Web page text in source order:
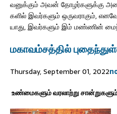
வனுக்கும் அவன் தோழர்களுக்கு
களில் இவர்களும் ஒருவராகும்,
யாது, இவர்களும் இம் மண்ணின்
மகாவம்சத்தில்
Thursday, September 01, 2022
உண்மைகளும் வரலாற்று